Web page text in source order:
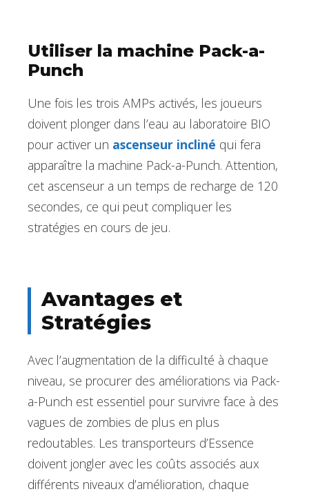
Utiliser la machine Pack-a-
Punch
Une fois les trois AMPs activés, les joueurs
doivent plonger dans l’eau au laboratoire BIO
pour activer un ascenseur incliné qui fera
apparaître la machine Pack-a-Punch. Attention,
cet ascenseur a un temps de recharge de 120
secondes, ce qui peut compliquer les
stratégies en cours de jeu.
Avantages et
Stratégies
Avec l’augmentation de la difficulté à chaque
niveau, se procurer des améliorations via Pack-
a-Punch est essentiel pour survivre face à des
vagues de zombies de plus en plus
redoutables. Les transporteurs d’Essence
doivent jongler avec les coûts associés aux
différents niveaux d’amélioration, chaque